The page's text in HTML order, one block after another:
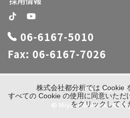
06-6167-5010
Fax: 06-6167-7026
© Miyako Bunseki. All
プライバシーポ
株式会社都分析では Cookie
すべての Cookie の使用に同意いただ
をクリックしてく